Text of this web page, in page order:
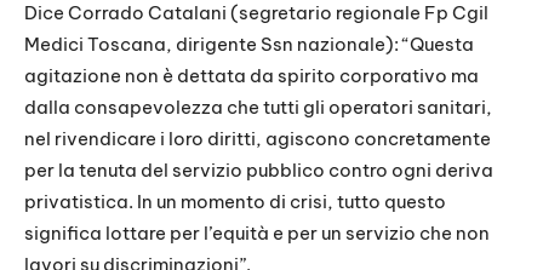
Dice Corrado Catalani (segretario regionale Fp Cgil
Medici Toscana, dirigente Ssn nazionale): “Questa
agitazione non è dettata da spirito corporativo ma
dalla consapevolezza che tutti gli operatori sanitari,
nel rivendicare i loro diritti, agiscono concretamente
per la tenuta del servizio pubblico contro ogni deriva
privatistica. In un momento di crisi, tutto questo
significa lottare per l’equità e per un servizio che non
lavori su discriminazioni”.